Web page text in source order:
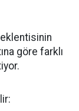
göre farklı